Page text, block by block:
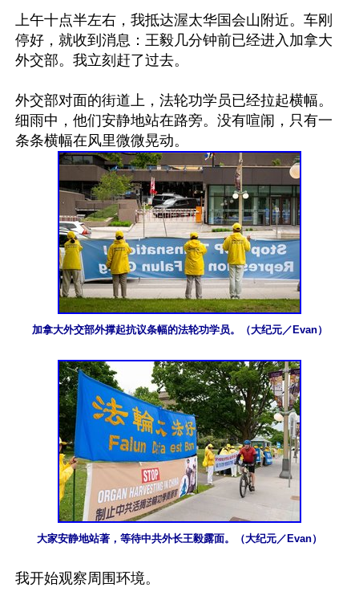
上午十点半左右，我抵达渥太华国会山附近。车刚
停好，就收到消息：王毅几分钟前已经进入加拿大
外交部。我立刻赶了过去。
外交部对面的街道上，法轮功学员已经拉起横幅。
细雨中，他们安静地站在路旁。没有喧闹，只有一
加拿大外交部外撑起抗议条幅的法轮功学员。（大纪元／Evan）
大家安静地站著，等待中共外长王毅露面。（大纪元／Evan）
我开始观察周围环境。